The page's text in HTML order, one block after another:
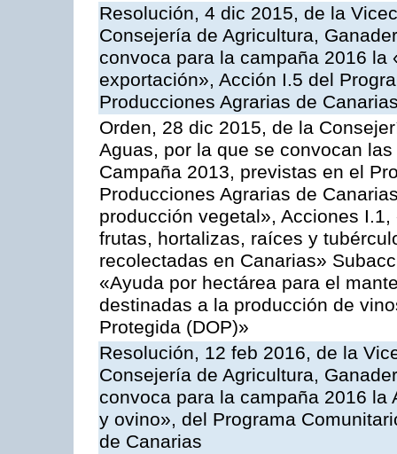
Resolución, 4 dic 2015, de la
Consejería de Agricultura,
convoca para la campaña 2016
exportación», Acción I.5 del
Producciones Agrarias de
Orden, 28 dic 2015, de la
Aguas, por la que se convocan
Campaña 2013, previstas en el
Producciones Agrarias de
producción vegetal», Acciones
frutas, hortalizas, raíces y
recolectadas en Canarias»
«Ayuda por hectárea para el
destinadas a la producción de
Protegida (DOP)»
Resolución, 12 feb 2016, de la
Consejería de Agricultura,
convoca para la campaña 2016
y ovino», del Programa
de Canarias